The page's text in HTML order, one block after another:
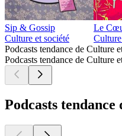
Sip & Gossip
Culture et société
Le
Podcasts tendance de Culture
Podcasts tendance de Culture
Podcasts